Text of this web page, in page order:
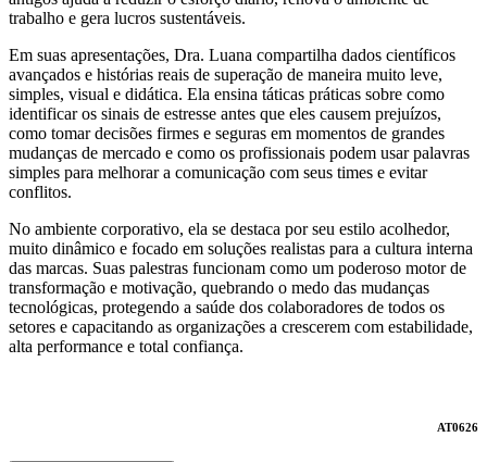
trabalho e gera lucros sustentáveis.
Em suas apresentações, Dra. Luana compartilha dados científicos
avançados e histórias reais de superação de maneira muito leve,
simples, visual e didática. Ela ensina táticas práticas sobre como
identificar os sinais de estresse antes que eles causem prejuízos,
como tomar decisões firmes e seguras em momentos de grandes
mudanças de mercado e como os profissionais podem usar palavras
simples para melhorar a comunicação com seus times e evitar
conflitos.
No ambiente corporativo, ela se destaca por seu estilo acolhedor,
muito dinâmico e focado em soluções realistas para a cultura interna
das marcas. Suas palestras funcionam como um poderoso motor de
transformação e motivação, quebrando o medo das mudanças
tecnológicas, protegendo a saúde dos colaboradores de todos os
setores e capacitando as organizações a crescerem com estabilidade,
alta performance e total confiança.
AT0626